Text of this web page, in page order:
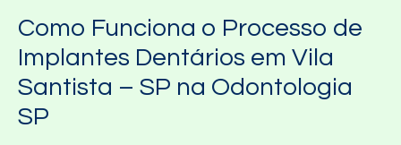
Como Funciona o Processo de
Implantes Dentários em Vila
Santista – SP na Odontologia
SP